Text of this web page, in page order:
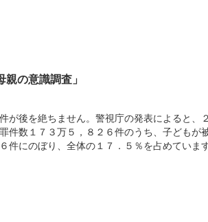
親の意識調査」
が後を絶ちません。警視庁の発表によると、
件数１７３万５，８２６件のうち、子どもが
件にのぼり、全体の１７．５％を占めていま